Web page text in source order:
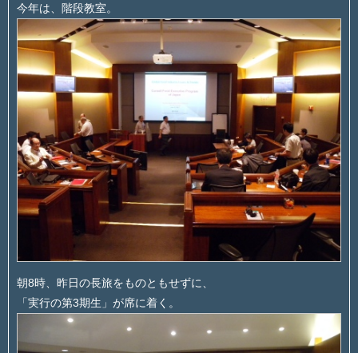
今年は、階段教室。
朝8時、昨日の長旅をものともせずに、
「実行の第3期生」が席に着く。